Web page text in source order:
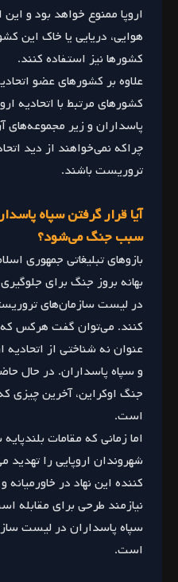
اروپا ممنوع خواهد بود و
هوایی، دریایی یا خاک این
کشورها نیز استفاده کنند.
علاوه بر کشورهای عضو
کشورهای مرتبط با اتحادیه
پاسداران و زیر مجموعه‌های
چراکه نمی‌خواهند از دید
تروریست باشند.
آیا قرار گرفتن سپاه
سبب جنگ می‌شود؟
بازوهای تبلیغاتی جمهوری
بهانه بروز جنگ برای
در لیست سازمان‌های
کنند. می‌توان گفت هرکس که
عنوان نه شناختی از اتحادیه
و سپاه پاسداران. در حال
جنگ اوکراین، آخرین چیزی
است.
اما زمانی که مقامات
شهروندان اروپایی را تهدید
کننده این نهاد در خاورمیانه
نیازمند طرحی برای مقابله
سپاه پاسداران در لیست
است.